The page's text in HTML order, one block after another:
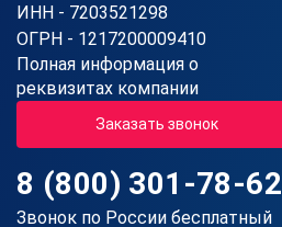
ИНН - 7203521298
ОГРН - 1217200009410
Полная информация о
реквизитах компании
Заказать звонок
8 (800) 301-78-62
Звонок по России бесплатный